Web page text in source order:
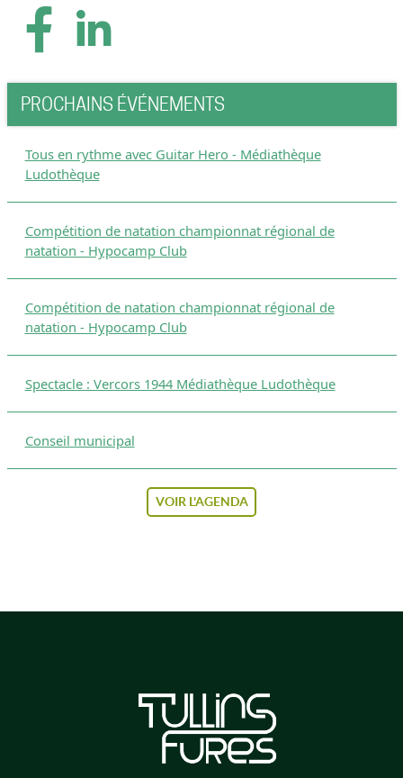
PROCHAINS ÉVÉNEMENTS
Tous en rythme avec Guitar Hero - Médiathèque
Ludothèque
Compétition de natation championnat régional de
natation - Hypocamp Club
Compétition de natation championnat régional de
natation - Hypocamp Club
Spectacle : Vercors 1944 Médiathèque Ludothèque
Conseil municipal
VOIR L'AGENDA